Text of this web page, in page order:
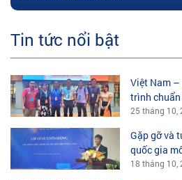
Tin tức nổi bật
Việt Nam
trình
SEA
25 tháng 10,
Gặp gỡ và
quốc gia
18 tháng 10,